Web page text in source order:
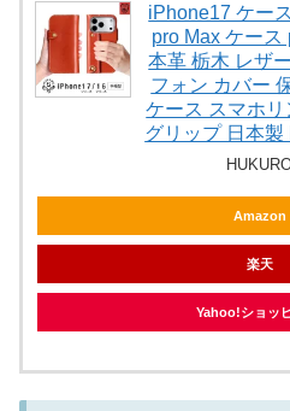
iPhone17 ケー
pro Max ケース
本革 栃木 レザ
フォン カバー
ケース スマホ
グリップ 日本
Amazon
楽天
Yahoo!ショッ